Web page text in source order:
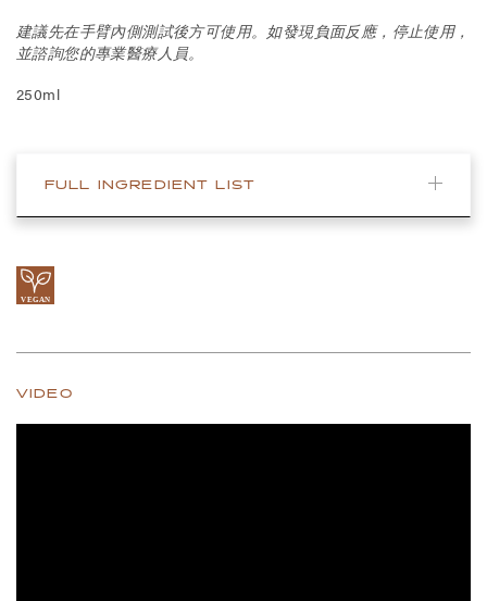
建議先在手臂內側測試後方可使用。如發現負面反應，停止使用，
並諮詢您的專業醫療人員。
250ml
FULL INGREDIENT LIST
VIDEO